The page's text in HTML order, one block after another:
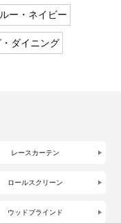
ー・ネイビー
・ダイニング
レースカーテン
ロールスクリーン
ウッドブラインド